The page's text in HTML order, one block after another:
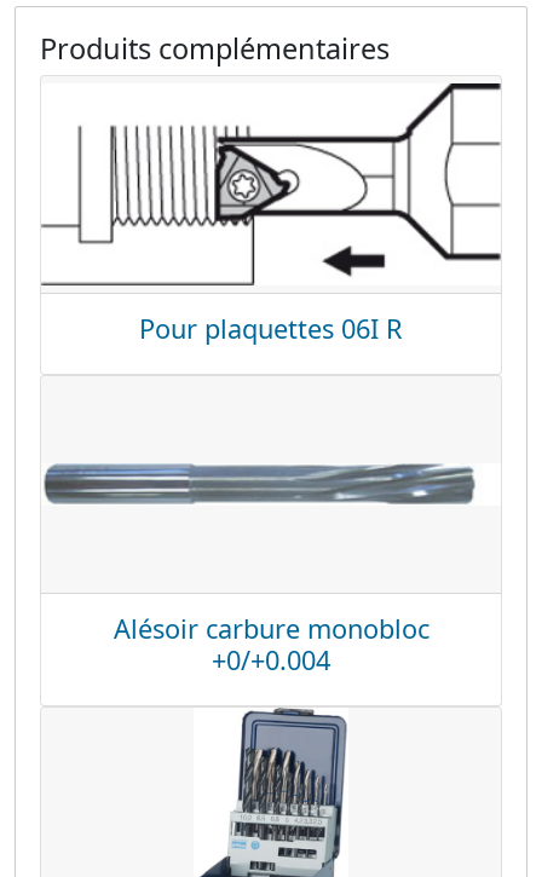
Produits complémentaires
Pour plaquettes 06I R
Alésoir carbure monobloc
+0/+0.004